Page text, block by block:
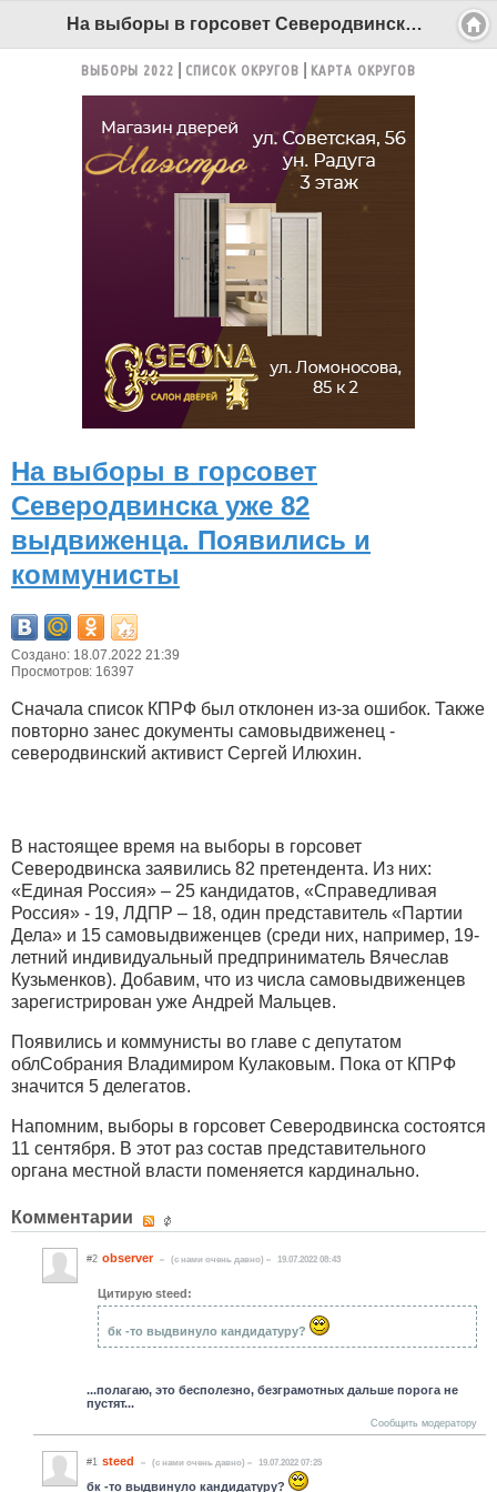
На выборы в горсовет Северодвинска уже 82 выдвиженца. Появились и коммунисты - Беломорканал Северодвинск tv29.ru
ВЫБОРЫ 2022 СПИСОК ОКРУГОВ КАРТА ОКРУГОВ
На выборы в горсовет
Северодвинска уже 82
выдвиженца. Появились и
коммунисты
Создано: 18.07.2022 21:39
Просмотров: 16397
Сначала список КПРФ был отклонен из-за ошибок. Также
повторно занес документы самовыдвиженец -
северодвинский активист Сергей Илюхин.
В настоящее время на выборы в горсовет
Северодвинска заявились 82 претендента. Из них:
«Единая Россия» – 25 кандидатов, «Справедливая
Россия» - 19, ЛДПР – 18, один представитель «Партии
Дела» и 15 самовыдвиженцев (среди них, например, 19-
летний индивидуальный предприниматель Вячеслав
Кузьменков). Добавим, что из числа самовыдвиженцев
зарегистрирован уже Андрей Мальцев.
Появились и коммунисты во главе с депутатом
облСобрания Владимиром Кулаковым. Пока от КПРФ
значится 5 делегатов.
Напомним, выборы в горсовет Северодвинска состоятся
11 сентября. В этот раз состав представительного
органа местной власти поменяется кардинально.
Комментарии
#2 observer (c нами очень давно) 19.07.2022 08:43
Цитирую steed:
бк -то выдвинуло кандидатуру?
...полагаю, это бесполезно, безграмотных дальше порога не
пустят...
Сообщить модератору
#1 steed (c нами очень давно) 19.07.2022 07:25
бк -то выдвинуло кандидатуру?